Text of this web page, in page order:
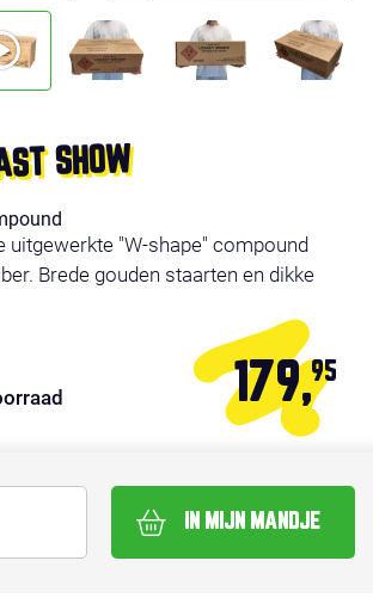
SHOW
uitgewerkte "W-shape" compound
Brede gouden staarten en dikke
179,95
IN MIJN MANDJE